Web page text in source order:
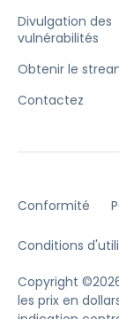
Divulgation des
vulnérabilités
Obtenir le
Contactez
Conformité
Conditions
Copyright
les prix en